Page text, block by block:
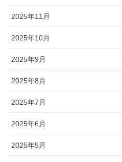
2025年11月
2025年10月
2025年9月
2025年8月
2025年7月
2025年6月
2025年5月